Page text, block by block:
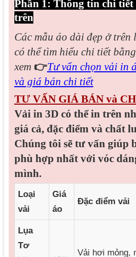
Phần 1: Thông tin chi tiết
trên
Các mẫu áo dài đẹp ở trên
có thể tìm hiểu chi tiết
xem 👉Tư vấn chọn vải in
và giá bán chi tiết
TƯ VẤN GIÁ BÁN và
Vải in 3D có thể in trên
giá cả, đặc điểm và chất
Chúng tôi sẽ tư vấn giúp
phù hợp nhất với vóc
mình.
Loại
vải
Giá
áo
Đặc điểm vải
Lụa
Tơ
Vải hơi mỏng,